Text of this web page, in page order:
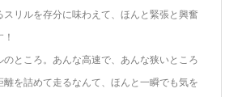
スリルを存分に味わえて、ほんと緊張と興奮
ところ。あんな高速で、あんな狭いところ
離を詰めて走るなんて、ほんと一瞬でも気を